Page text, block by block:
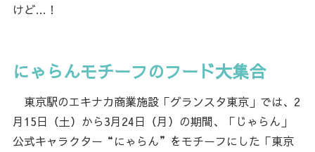
けど…！
にゃらんモチーフのフード大集合
東京駅のエキナカ商業施設「グランスタ東京」では、2
月15日（土）から3月24日（月）の期間、「じゃらん」
公式キャラクター“にゃらん”をモチーフにした「東京